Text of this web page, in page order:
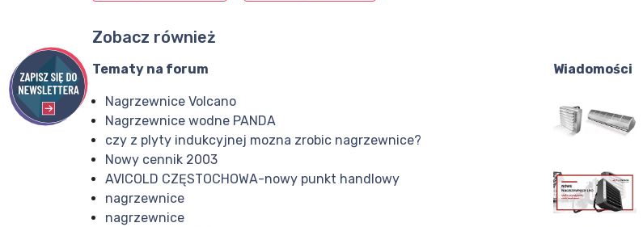
Zobacz również
Tematy na forum
Nagrzewnice Volcano
Nagrzewnice wodne PANDA
czy z plyty indukcyjnej mozna zrobic nagrzewnice?
Nowy cennik 2003
AVICOLD CZĘSTOCHOWA-nowy punkt handlowy
nagrzewnice
nagrzewnice
Wiadomości